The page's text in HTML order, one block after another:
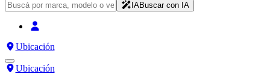
IABuscar con IA
Ubicación
Ubicación